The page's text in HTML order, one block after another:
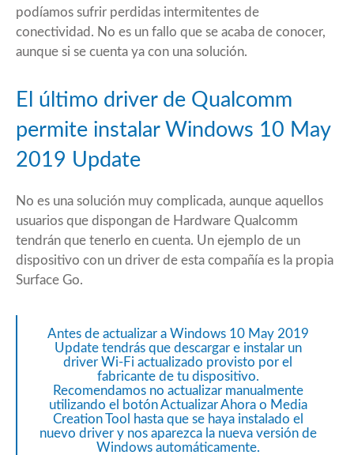
podíamos sufrir perdidas intermitentes de
conectividad. No es un fallo que se acaba de conocer,
aunque si se cuenta ya con una solución.
El último driver de Qualcomm
permite instalar Windows 10 May
2019 Update
No es una solución muy complicada, aunque aquellos
usuarios que dispongan de Hardware Qualcomm
tendrán que tenerlo en cuenta. Un ejemplo de un
dispositivo con un driver de esta compañía es la propia
Surface Go.
Antes de actualizar a Windows 10 May 2019
Update tendrás que descargar e instalar un
driver Wi-Fi actualizado provisto por el
fabricante de tu dispositivo.
Recomendamos no actualizar manualmente
utilizando el botón Actualizar Ahora o Media
Creation Tool hasta que se haya instalado el
nuevo driver y nos aparezca la nueva versión de
Windows automáticamente.